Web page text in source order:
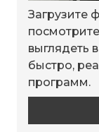
Загрузите
выглядеть
быстро,
программ.